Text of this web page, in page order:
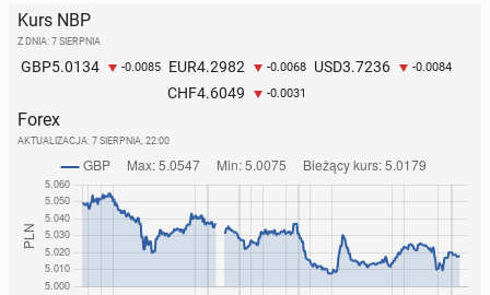
Kurs NBP
Z DNIA: 7 SIERPNIA
GBP5.0134 -0.0085 EUR4.2982 -0.0068 USD3.7236 -0.0084
CHF4.6049 -0.0031
Forex
AKTUALIZACJA: 7 SIERPNIA, 22:00